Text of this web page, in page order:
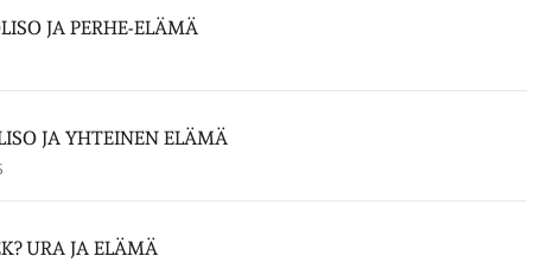
JA PERHE-ELÄMÄ
JA YHTEINEN ELÄMÄ
URA JA ELÄMÄ